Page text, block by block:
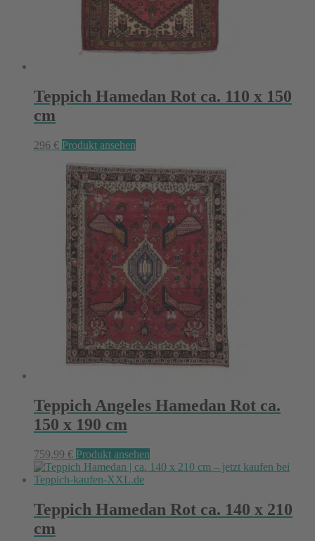
Teppich Hamedan Rot ca. 110 x 150
cm
296 € Produkt ansehen
Teppich Angeles Hamedan Rot ca.
150 x 190 cm
759,99 € Produkt ansehen
Teppich Hamedan Rot ca. 140 x 210
cm